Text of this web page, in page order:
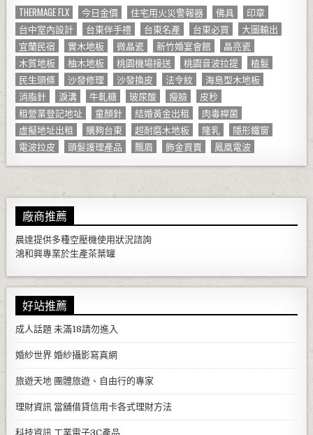
THERMAGE FLX 今日金價 住宅用火災警報器 佛具
印章
台中室內設計
台東伴手禮 台東名產 台東必買
大圖輸出
宜蘭民宿
實木地板 微晶瓷 新竹婚宴會館
晶亮瓷
木質地板
柚木地板 桃園機場接送 桃園音波拉提
植髮
民生頭條
沙發修理 沙發換皮 法令紋
海島型木地板
消脂針
淚溝 牛軋糖 玻尿酸 瘦臉
皮秒
租營業登記地址
童顏針 結婚黃金出租
肉毒桿菌
虛擬地址出租
購夠台東 超耐磨木地板 隆乳
隱形鐵窗
電波拉皮
頭髮護理產品 飄眉 飾金買賣 鳳凰電波
廠商推薦
晨達提供多種空壓機使用狀況諮詢
鴻和興專業於生產茶葉罐
好站推薦
成人話題 未滿18請勿進入
婚紗世界 婚紗攝影寫真網
旅遊天地 團體旅遊、自由行的專家
理財資訊 當舖借貸信用卡各式理財方法
科技資訊 工業電子3C產品